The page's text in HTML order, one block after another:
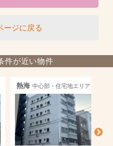
ージに戻る
件が近い物件
熱海 中心部・住宅地エリア